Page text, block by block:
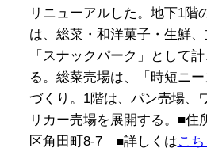
リニューアルした。地下1階
は、総菜・和洋菓子・生鮮
「スナックパーク」として計
る。総菜売場は、「時短ニ
づくり。 1階は、パン売場、
リカー売場を展開する。■住
区角田町8-7■詳しくはこち